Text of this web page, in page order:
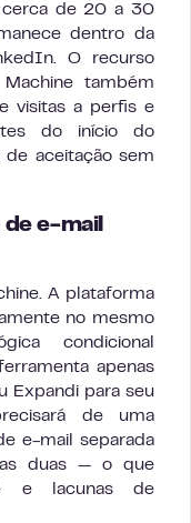
cerca de 20 a 30
dentro da
O recurso
também
visitas a perfis e
do início do
de aceitação sem
e-mail
A plataforma
no mesmo
condicional
apenas
Expandi para seu
de uma
e-mail separada
duas — o que
e lacunas de